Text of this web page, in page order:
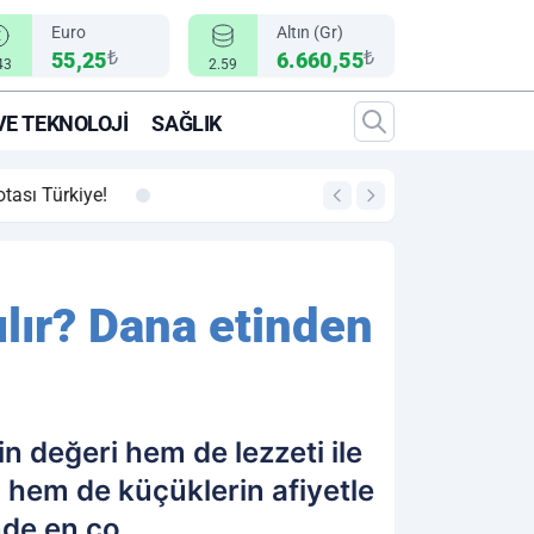
Euro
55,25₺ 2.59
Altın (Gr)
6.660,55₺
TEKNOLOJI SAĞLIK
00:12
Dana etinden
değeri hem de lezzeti ile
hem de küçüklerin afiyetle